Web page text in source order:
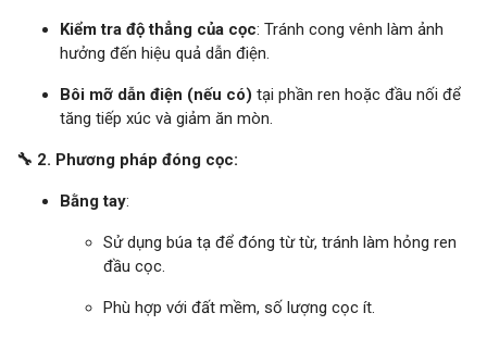
Kiểm tra độ thẳng của cọc: Tránh cong vênh làm ảnh
hưởng đến hiệu quả dẫn điện.
Bôi mỡ dẫn điện (nếu có) tại phần ren hoặc đầu nối để
tăng tiếp xúc và giảm ăn mòn.
🔧 2. Phương pháp đóng cọc:
Bằng tay:
Sử dụng búa tạ để đóng từ từ, tránh làm hỏng ren
đầu cọc.
Phù hợp với đất mềm, số lượng cọc ít.